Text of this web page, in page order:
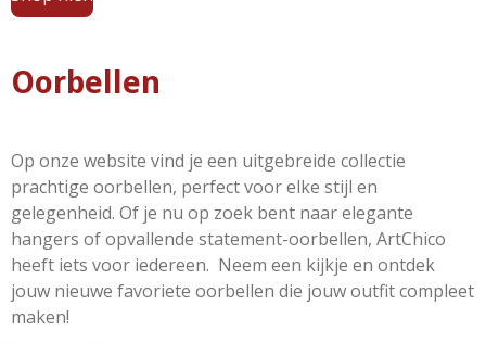
Oorbellen
Op onze website vind je een uitgebreide collectie
prachtige oorbellen, perfect voor elke stijl en
gelegenheid. Of je nu op zoek bent naar elegante
hangers of opvallende statement-oorbellen, ArtChico
heeft iets voor iedereen. Neem een kijkje en ontdek
jouw nieuwe favoriete oorbellen die jouw outfit compleet
maken!